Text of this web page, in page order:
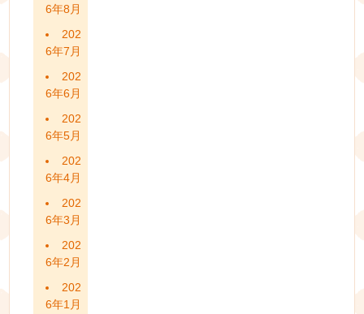
6年8月
202
6年7月
202
6年6月
202
6年5月
202
6年4月
202
6年3月
202
6年2月
202
6年1月